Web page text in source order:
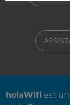
holaWifi est